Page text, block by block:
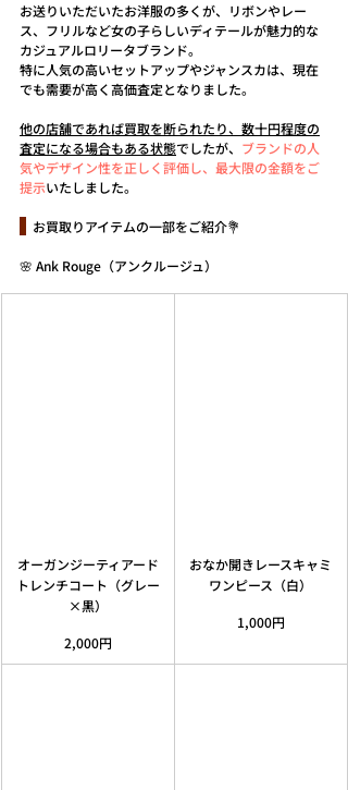
お送りいただいたお洋服の多くが、リボンやレー
ス、フリルなど女の子らしいディテールが魅力的な
カジュアルロリータブランド。
特に人気の高いセットアップやジャンスカは、現在
でも需要が高く高価査定となりました。
他の店舗であれば買取を断られたり、数十円程度の
査定になる場合もある状態でしたが、 ブランドの人
気やデザイン性を正しく評価し、最大限の金額をご
提示いたしました。
お買取りアイテムの一部をご紹介💐
🌸 Ank Rouge（アンクルージュ）
オーガンジーティアード
トレンチコート（グレー
×黒）
2,000円
おなか開きレースキャミ
ワンピース（白）
1,000円